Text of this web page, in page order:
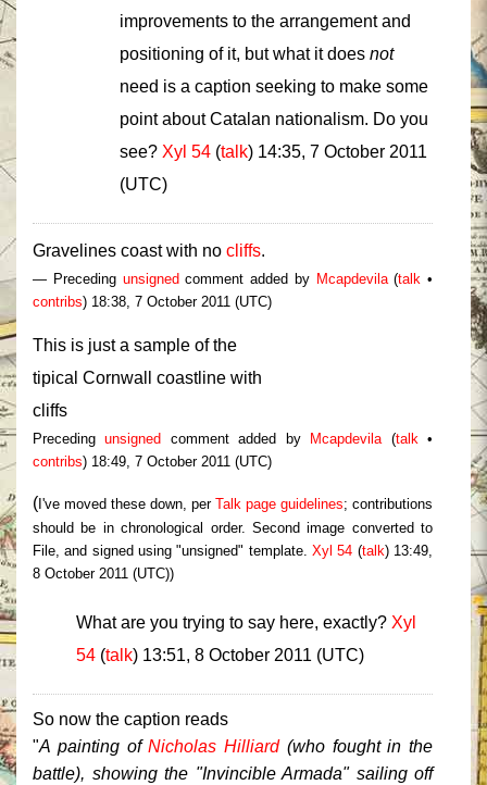
improvements to the arrangement and
positioning of it, but what it does not
need is a caption seeking to make some
point about Catalan nationalism. Do you
see? Xyl 54 (talk) 14:35, 7 October 2011
(UTC)
Gravelines coast with no cliffs.
— Preceding unsigned comment added by Mcapdevila(talk •
contribs) 18:38, 7 October 2011 (UTC)
This is just a sample of the
tipical Cornwall coastline with
cliffs
Precedingunsigned comment added by Mcapdevila(talk•
contribs) 18:49, 7 October 2011 (UTC)
( I've moved these down, per Talk page guidelines; contributions
should be in chronological order. Second image converted to
File, and signed using "unsigned" template. Xyl 54 (talk) 13:49,
8 October 2011 (UTC))
What are you trying to say here, exactly? Xyl
54 (talk) 13:51, 8 October 2011 (UTC)
So now the caption reads
"A painting ofNicholas Hilliard(who fought in the
battle), showing the "Invincible Armada" sailing off